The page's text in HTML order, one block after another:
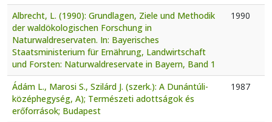
Albrecht, L. (1990): Grundlagen, Ziele und Methodik
der waldökologischen Forschung in
Naturwaldreservaten. In: Bayerisches
Staatsministerium für Ernährung, Landwirtschaft
und Forsten: Naturwaldreservate in Bayern, Band 1
1990
Ádám L., Marosi S., Szilárd J. (szerk.): A Dunántúli-
középhegység, A); Természeti adottságok és
erőforrások; Budapest
1987